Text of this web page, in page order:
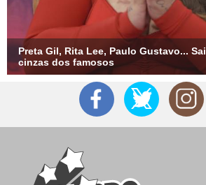
Preta Gil, Rita Lee, Paulo Gustavo...
cinzas dos famosos